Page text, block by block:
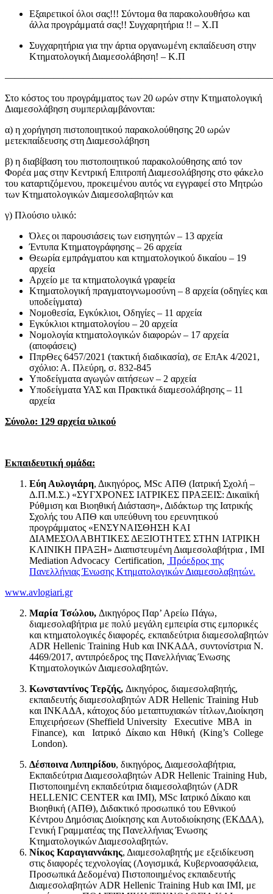
Εξαιρετικοί όλοι σας!!! Σύντομα θα παρακολουθήσω και
άλλα προγράμματά σας!! Συγχαρητήρια !! – Χ.Π
Συγχαρητήρια για την άρτια οργανωμένη εκπαίδευση στην
Κτηματολογική Διαμεσολάβηση! – Κ.Π
Στο κόστος του προγράμματος των 20 ωρών στην Κτηματολογική
Διαμεσολάβηση συμπεριλαμβάνονται:
α) η χορήγηση πιστοποιητικού παρακολούθησης 20 ωρών
μετεκπαίδευσης στη Διαμεσολάβηση
β) η διαβίβαση του πιστοποιητικού παρακολούθησης από τον
Φορέα μας στην Κεντρική Επιτροπή Διαμεσολάβησης στο φάκελο
του καταρτιζόμενου, προκειμένου αυτός να εγγραφεί στο Μητρώο
των Κτηματολογικών Διαμεσολαβητών και
γ) Πλούσιο υλικό:
Όλες οι παρουσιάσεις των εισηγητών – 13 αρχεία
Έντυπα Κτηματογράφησης – 26 αρχεία
Θεωρία εμπράγματου και κτηματολογικού δικαίου – 19
αρχεία
Αρχείο με τα κτηματολογικά γραφεία
Κτηματολογική πραγματογνωμοσύνη – 8 αρχεία (οδηγίες και
υποδείγματα)
Νομοθεσία, Εγκύκλιοι, Οδηγίες – 11 αρχεία
Εγκύκλιοι κτηματολογίου – 20 αρχεία
Νομολογία κτηματολογικών διαφορών – 17 αρχεία
(αποφάσεις)
ΠπρΘες 6457/2021 (τακτική διαδικασία), σε ΕπΑκ 4/2021,
σχόλιο: Α. Πλεύρη, σ. 832-845
Υποδείγματα αγωγών αιτήσεων – 2 αρχεία
Υποδείγματα ΥΑΣ και Πρακτικά διαμεσολάβησης – 11
αρχεία
Σύνολο: 129 αρχεία υλικού
Εκπαιδευτική ομάδα:
Εύη Αυλογιάρη, Δικηγόρος, MSc ΑΠΘ (Ιατρική Σχολή –
Δ.Π.Μ.Σ.) «ΣΥΓΧΡΟΝΕΣ ΙΑΤΡΙΚΕΣ ΠΡΑΞΕΙΣ: Δικαιϊκή
Ρύθμιση και Βιοηθική Διάσταση», Διδάκτωρ της Ιατρικής
Σχολής του ΑΠΘ και υπεύθυνη του ερευνητικού
προγράμματος «ΕΝΣΥΝΑΙΣΘΗΣΗ ΚΑΙ
ΔΙΑΜΕΣΟΛΑΒΗΤΙΚΕΣ ΔΕΞΙΟΤΗΤΕΣ ΣΤΗΝ ΙΑΤΡΙΚΗ
ΚΛΙΝΙΚΗ ΠΡΑΞΗ» Διαπιστευμένη Διαμεσολαβήτρια , IMI
Mediation Advocacy Certification, Πρόεδρος της
Πανελλήνιας Ένωσης Κτηματολογικών Διαμεσολαβητών.
www.avlogiari.gr
Mαρία Τσώλου, Δικηγόρος Παρ’ Αρείω Πάγω,
διαμεσολαβήτρια με πολύ μεγάλη εμπειρία στις εμπορικές
και κτηματολογικές διαφορές, εκπαιδεύτρια διαμεσολαβητών
ADR Hellenic Training Hub και INKAΔΑ, συντονίστρια Ν.
4469/2017, αντιπρόεδρος της Πανελλήνιας Ένωσης
Κτηματολογικών Διαμεσολαβητών.
Κωνσταντίνος Τερζής, Δικηγόρος, διαμεσολαβητής,
εκπαιδευτής διαμεσολαβητών ADR Hellenic Training Hub
και ΙΝΚΑΔΑ, κάτοχος δύο μεταπτυχιακών τίτλων,Διοίκηση
Επιχειρήσεων (Sheffield University Executive MBA in
Finance), και Ιατρικό Δίκαιο και Ηθική (King’s College
London).
Δέσποινα Λυπηρίδου, δικηγόρος, Διαμεσολαβήτρια,
Eκπαιδεύτρια Διαμεσολαβητών ADR Hellenic Training Hub,
Πιστοποιημένη εκπαιδεύτρια διαμεσολαβητών (ADR
HELLENIC CENTER και ΙΜΙ), MSc Ιατρικό Δίκαιο και
Βιοηθική (ΑΠΘ), Διδακτικό προσωπικό του Εθνικού
Κέντρου Δημόσιας Διοίκησης και Αυτοδιοίκησης (ΕΚΔΔΑ),
Γενική Γραμματέας της Πανελλήνιας Ένωσης
Κτηματολογικών Διαμεσολαβητών.
Νίκος Καραγιαννάκης, Διαμεσολαβητής με εξειδίκευση
στις διαφορές τεχνολογίας (Λογισμικά, Κυβερνοασφάλεια,
Προσωπικά Δεδομένα) Πιστοποιημένος εκπαιδευτής
Διαμεσολαβητών ADR Hellenic Training Hub και IMI, με